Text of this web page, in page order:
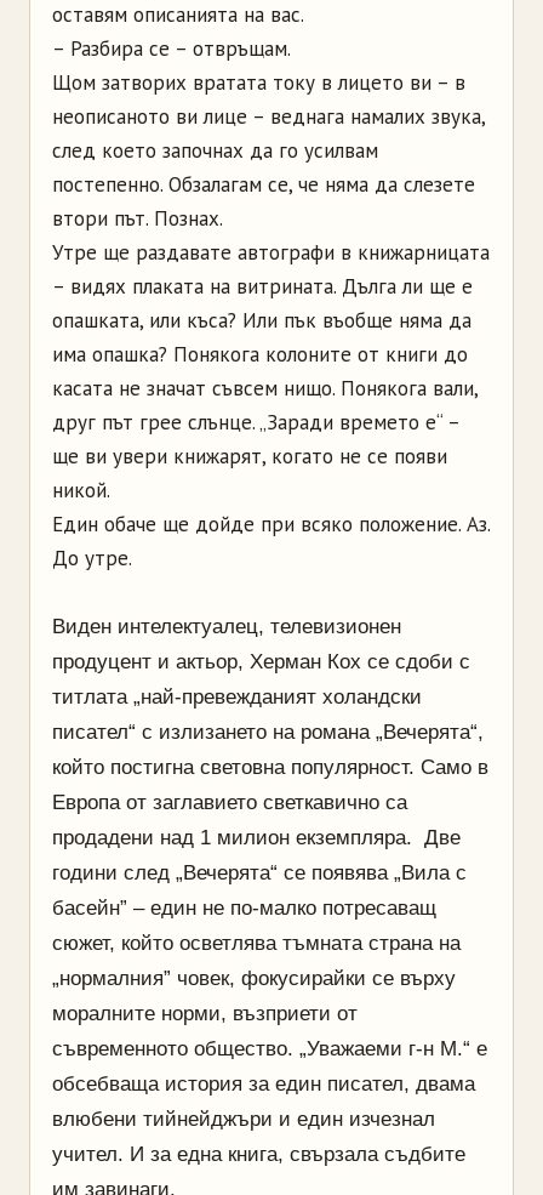
оставям описанията на вас.
– Разбира се – отвръщам.
Щом затворих вратата току в лицето ви – в
неописаното ви лице – веднага намалих звука,
след което започнах да го усилвам
постепенно. Обзалагам се, че няма да слезете
втори път. Познах.
Утре ще раздавате автографи в книжарницата
– видях плаката на витрината. Дълга ли ще е
опашката, или къса? Или пък въобще няма да
има опашка? Понякога колоните от книги до
касата не значат съвсем нищо. Понякога вали,
друг път грее слънце. „Заради времето е“ –
ще ви увери книжарят, когато не се появи
никой.
Един обаче ще дойде при всяко положение. Аз.
До утре.
Виден интелектуалец, телевизионен
продуцент и актьор, Херман Кох се сдоби с
титлата „най-превежданият холандски
писател“ с излизането на романа „Вечерята“,
който постигна световна популярност. Само в
Европа от заглавието светкавично са
продадени над 1 милион екземпляра. Две
години след „Вечерята“ се появява „Вила с
басейн” – един не по-малко потресаващ
сюжет, който осветлява тъмната страна на
„нормалния” човек, фокусирайки се върху
моралните норми, възприети от
съвременното общество. „Уважаеми г-н М.“ е
обсебваща история за един писател, двама
влюбени тийнейджъри и един изчезнал
учител. И за една книга, свързала съдбите
им завинаги.